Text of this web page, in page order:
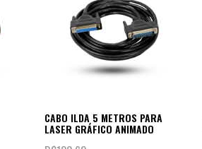
CABO ILDA 5 METROS PARA
LASER GRÁFICO ANIMADO